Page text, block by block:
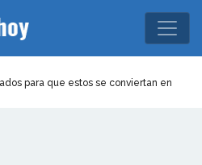
para que estos se conviertan en